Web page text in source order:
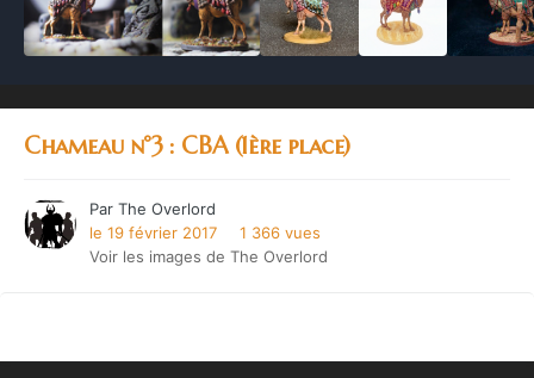
Chameau n°3 : CBA (1ère place)
Par The Overlord
le 19 février 2017
1 366 vues
Voir les images de The Overlord